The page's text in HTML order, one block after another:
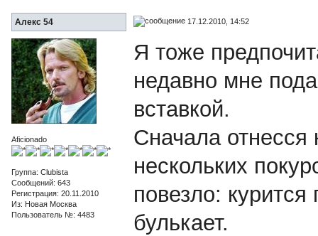
Алекс 54 17.12.2010, 14:52
Aficionado
Группа: Clubista
Сообщений: 643
Регистрация: 20.11.2010
Из: Новая Москва
Пользователь №: 4483
Я тоже
недавно мне
вставкой.
Сначала отнесся
нескольких
повезло: курится
булькает.